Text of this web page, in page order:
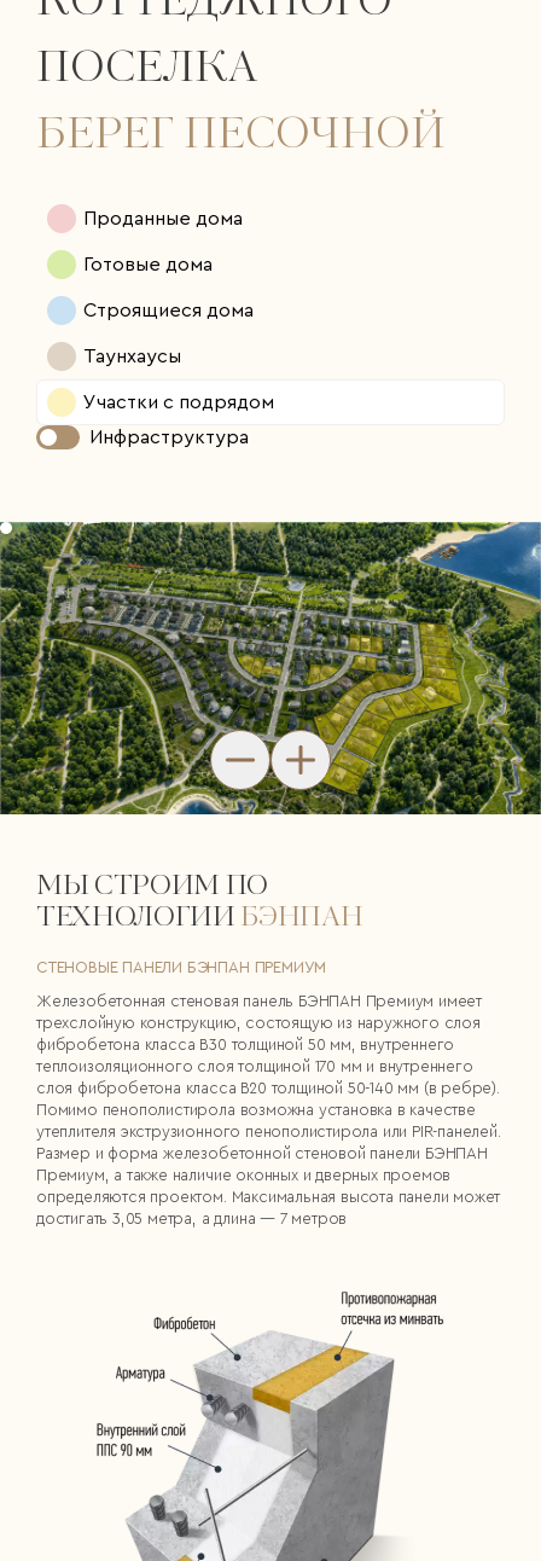
ПОСЕЛКА
БЕРЕГ ПЕСОЧНОЙ
Проданные дома
Готовые дома
Строящиеся дома
Таунхаусы
Участки с подрядом
Инфраструктура
МЫ СТРОИМ ПО
ТЕХНОЛОГИИ БЭНПАН
СТЕНОВЫЕ ПАНЕЛИ БЭНПАН ПРЕМИУМ
Железобетонная стеновая панель БЭНПАН Премиум имеет
трехслойную конструкцию, состоящую из наружного слоя
фибробетона класса В30 толщиной 50 мм, внутреннего
теплоизоляционного слоя толщиной 170 мм и внутреннего
слоя фибробетона класса В20 толщиной 50-140 мм (в ребре).
Помимо пенополистирола возможна установка в качестве
утеплителя экструзионного пенополистирола или PIR-панелей.
Размер и форма железобетонной стеновой панели БЭНПАН
Премиум, а также наличие оконных и дверных проемов
определяются проектом. Максимальная высота панели может
достигать 3,05 метра, а длина — 7 метров